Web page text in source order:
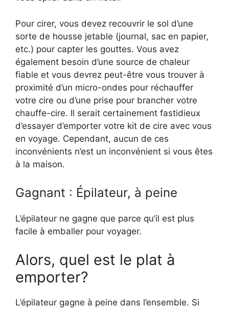
Pour cirer, vous devez recouvrir le sol d’une
sorte de housse jetable (journal, sac en papier,
etc.) pour capter les gouttes. Vous avez
également besoin d’une source de chaleur
fiable et vous devrez peut-être vous trouver à
proximité d’un micro-ondes pour réchauffer
votre cire ou d’une prise pour brancher votre
chauffe-cire. Il serait certainement fastidieux
d’essayer d’emporter votre kit de cire avec vous
en voyage. Cependant, aucun de ces
inconvénients n’est un inconvénient si vous êtes
à la maison.
Gagnant : Épilateur, à peine
L’épilateur ne gagne que parce qu’il est plus
facile à emballer pour voyager.
Alors, quel est le plat à
emporter?
L’épilateur gagne à peine dans l’ensemble. Si